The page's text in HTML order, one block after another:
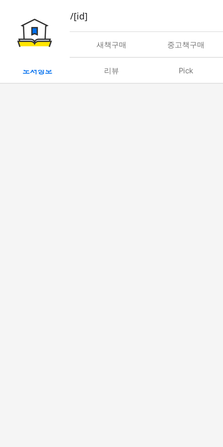
book/rent/[id]
대여 새책구매 중고책구매
도서정보 리뷰 Pick